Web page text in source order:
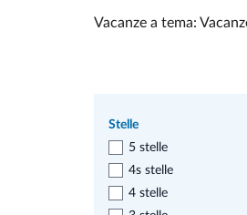
Vacanze a tema:
Stelle
5 stelle
4s stelle
4 stelle